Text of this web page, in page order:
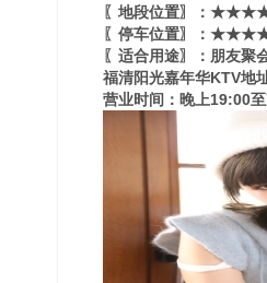
〖地段位置〗：
〖停车位置〗：
〖适合用途〗：朋友聚
福清阳光嘉年华KTV地
营业时间：晚上19:00